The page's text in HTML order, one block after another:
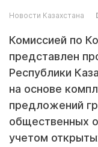
Новости Казахстана
Комиссией по
представлен
Республики
на основе
предложений
общественных
учетом